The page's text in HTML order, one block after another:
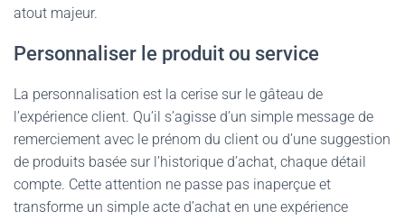
atout majeur.
Personnaliser le produit ou service
La personnalisation est la cerise sur le gâteau de
l’expérience client. Qu’il s’agisse d’un simple message de
remerciement avec le prénom du client ou d’une suggestion
de produits basée sur l’historique d’achat, chaque détail
compte. Cette attention ne passe pas inaperçue et
transforme un simple acte d’achat en une expérience